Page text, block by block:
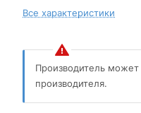
Все характеристики
Производитель
производителя.